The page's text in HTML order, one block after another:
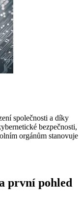
společnosti a díky
bezpečnosti,
orgánům stanovuje
první pohled